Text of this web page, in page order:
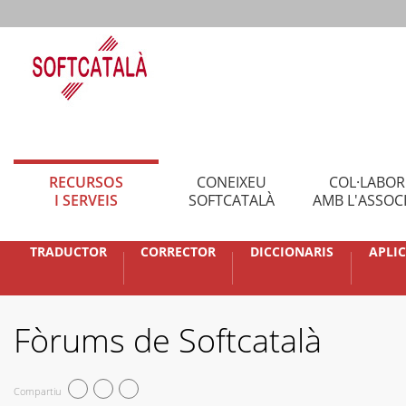
RECURSOS
I SERVEIS
CONEIXEU
SOFTCATALÀ
AMB
TRADUCTOR CORRECTOR DICCIONARIS
Fòrums de Softcatalà
Compartiu